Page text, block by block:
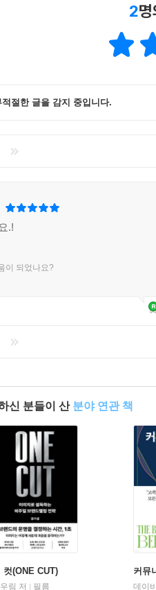
2
적절한 글을 감지 중입니다.
.!
이 되었나요?
신 분들이 산 분야 연관 책
컷(ONE CUT)
림 저 필름
커뮤